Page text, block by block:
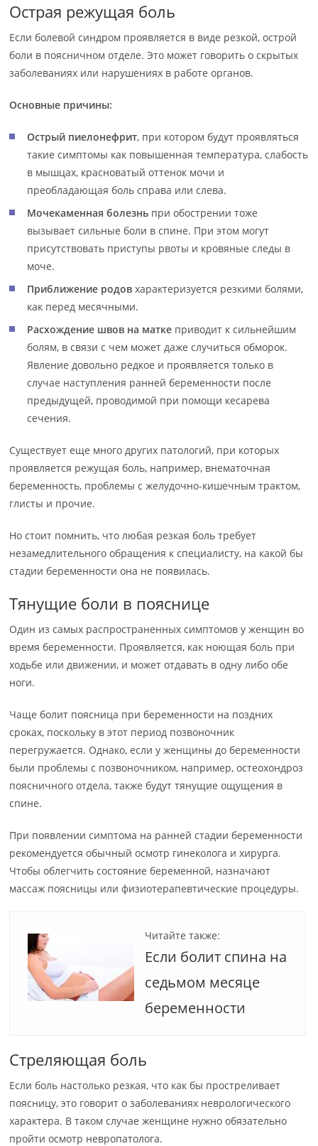
Острая режущая боль
Если болевой синдром проявляется в виде резкой, острой
боли в поясничном отделе. Это может говорить о скрытых
заболеваниях или нарушениях в работе органов.
Основные причины:
Острый пиелонефрит, при котором будут проявляться
такие симптомы как повышенная температура, слабость
в мышцах, красноватый оттенок мочи и
преобладающая боль справа или слева.
Мочекаменная болезнь при обострении тоже
вызывает сильные боли в спине. При этом могут
присутствовать приступы рвоты и кровяные следы в
моче.
Приближение родов характеризуется резкими болями,
как перед месячными.
Расхождение швов на матке приводит к сильнейшим
болям, в связи с чем может даже случиться обморок.
Явление довольно редкое и проявляется только в
случае наступления ранней беременности после
предыдущей, проводимой при помощи кесарева
сечения.
Существует еще много других патологий, при которых
проявляется режущая боль, например, внематочная
беременность, проблемы с желудочно-кишечным трактом,
глисты и прочие.
Но стоит помнить, что любая резкая боль требует
незамедлительного обращения к специалисту, на какой бы
стадии беременности она не появилась.
Тянущие боли в пояснице
Один из самых распространенных симптомов у женщин во
время беременности. Проявляется, как ноющая боль при
ходьбе или движении, и может отдавать в одну либо обе
ноги.
Чаще болит поясница при беременности на поздних
сроках, поскольку в этот период позвоночник
перегружается. Однако, если у женщины до беременности
были проблемы с позвоночником, например, остеохондроз
поясничного отдела, также будут тянущие ощущения в
спине.
При появлении симптома на ранней стадии беременности
рекомендуется обычный осмотр гинеколога и хирурга.
Чтобы облегчить состояние беременной, назначают
массаж поясницы или физиотерапевтические процедуры.
Читайте также:
Если болит спина на
седьмом месяце
беременности
Стреляющая боль
Если боль настолько резкая, что как бы простреливает
поясницу, это говорит о заболеваниях неврологического
характера. В таком случае женщине нужно обязательно
пройти осмотр невропатолога.